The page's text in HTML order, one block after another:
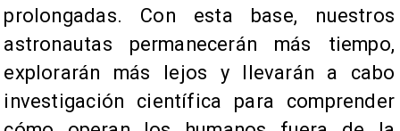
prolongadas. Con esta base, nuestros
astronautas permanecerán más tiempo,
explorarán más lejos y llevarán a cabo
investigación científica para comprender